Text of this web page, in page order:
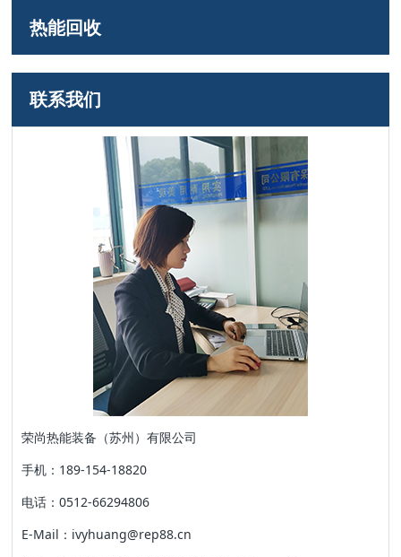
热能回收
联系我们
荣尚热能装备（苏州）有限公司
手机：189-154-18820
电话：0512-66294806
E-Mail：ivyhuang@rep88.cn